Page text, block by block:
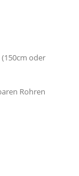
oder
Rohren